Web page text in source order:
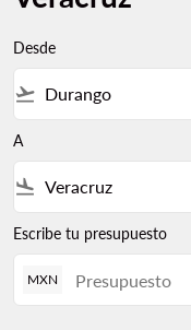
Desde
flight_takeoff
A
flight_land
Escribe tu presupuesto
MXN